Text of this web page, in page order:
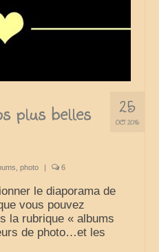
et animaliers
par pays 25
OCT 2015
plus belles
photo | 6
le diaporama de
vous pouvez
la rubrique « albums
de photo…et les